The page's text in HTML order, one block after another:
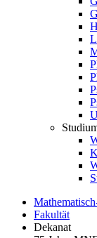
Fakultät
Dekanat